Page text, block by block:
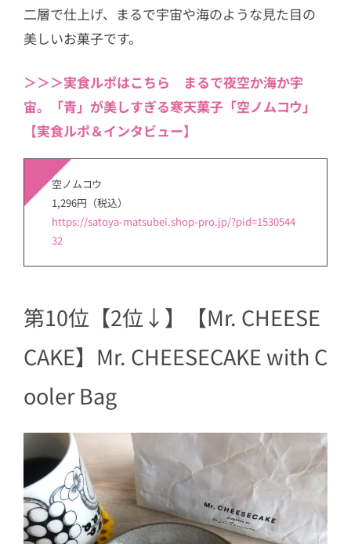
二層で仕上げ、まるで宇宙や海のような見た目の
美しいお菓子です。
＞＞＞実食ルポはこちら まるで夜空か海か宇
宙。「青」が美しすぎる寒天菓子「空ノムコウ」
【実食ルポ＆インタビュー】
空ノムコウ
1,296円（税込）
https://satoya-matsubei.shop-pro.jp/?pid=1530544
32
第10位【2位↓】【Mr. CHEESE
CAKE】Mr. CHEESECAKE with C
ooler Bag